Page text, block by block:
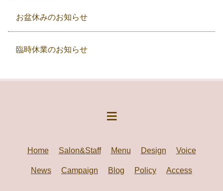
お盆休みのお知らせ
臨時休業のお知らせ
Home Salon&Staff Menu Design Voice
News Campaign Blog Policy Access